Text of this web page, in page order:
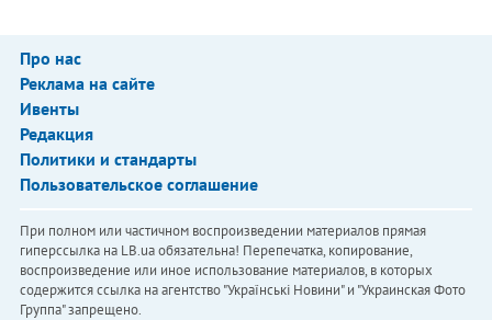
Про нас
Реклама на сайте
Ивенты
Редакция
Политики и стандарты
Пользовательское соглашение
При полном или частичном воспроизведении материалов прямая
гиперссылка на LB.ua обязательна! Перепечатка, копирование,
воспроизведение или иное использование материалов, в которых
содержится ссылка на агентство "Українськi Новини" и "Украинская Фото
Группа" запрещено.